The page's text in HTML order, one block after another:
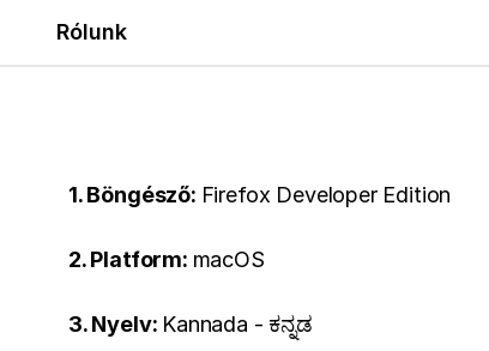
Rólunk
1. Böngésző: Firefox Developer Edition
2. Platform: macOS
3. Nyelv: Kannada - ಕನ್ನಡ